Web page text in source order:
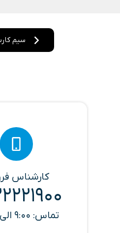
سیم کارت 912
کارشناس
تماس: 9:00 الی 23:00